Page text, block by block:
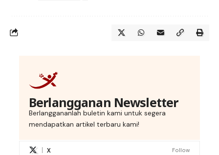
Berlangganan Newsletter
Berlanggananlah buletin kami untuk segera
mendapatkan artikel terbaru kami!
X Follow